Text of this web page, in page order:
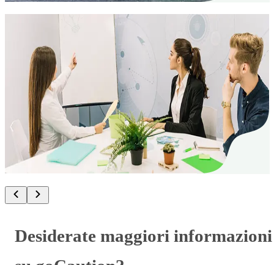
Assicurazione garanzia d'affitto 20. Jan. 2025
L'assicurazione garanzia d'affitto per le
aziende
Le giovani aziende devono prestare particolare
attenzione alla loro liquidita. L'assicurazione
garanzia d'affitto garantisce la liquidita.
Desiderate maggiori informazioni